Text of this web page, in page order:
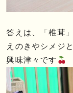
答えは、「椎茸
えのきやシメジ
興味津々です